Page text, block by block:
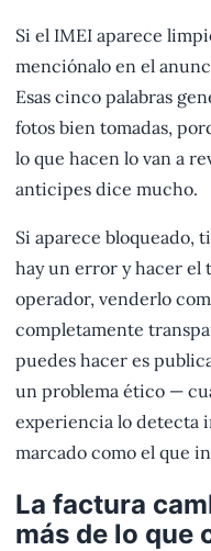
Si el IMEI aparece
menciónalo en el
Esas cinco palabras
fotos bien tomadas,
lo que hacen lo van a
anticipes dice mucho.
Si aparece bloqueado,
hay un error y hacer el
operador, venderlo
completamente
puedes hacer es
un problema ético —
experiencia lo detecta
marcado como el que
La factura
más de lo que